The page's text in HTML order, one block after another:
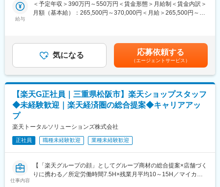
変更の範囲：会社の定める業務
■このポジションの魅力：
◇未経験でも成長しやすいシンプルなオペレーション
く、早期に独り立ちが可能です。
◇事業づくりに携われるやりがい
後発キャリアだからこそ柔軟で風通しがよく、改善提案や企画が
店舗運営に活かされやすい文化があります。
■キャリアパス：
スタッフ（R CREW）としてご活躍いただいたのち、約1年で店長
昇格を目指していただきます。その後はスーパーバイザー
■組織構成：
■当社について：
て、お客様の生活をより豊かにするトータルサポートを行うポジ
ションです。
・新規契約・機種変更の受付および提案
・料金プラン、楽天ポイント活用、楽天カード、各種サービスの
案内
・スマホの初期設定・データ移行サポート
・問い合わせ対応
◇店舗運営
・店舗での電話応対
・KPI管理・数値振り返り
・店舗会議・研修への参加
・キャンペーン企画など、集客に向けた取り組み
■教育体制：
入社後1ヶ月は店舗での実践研修を実施。サービス知識・業務の流
給与
＜予定年収＞390万円～550万円＜賃金形態＞月給制＜賃金内訳＞
月額（基本給）：265,500円～370,000円＜月給＞265,500円～
気になる 応募依頼する
（エージェントサービス）
【楽天G正社員｜三重県松阪市】楽天ショップスタッフ
◆未経験歓迎｜楽天経済圏の総合提案◆キャリアアッ
プ
楽天トータルソリューションズ株式会社
正社員 職種未経験歓迎 業種未経験歓迎
仕事内容
【「楽天グループの顔」としてグループ商材の総合提案×店舗づく
りに携わる／所定労働時間7.5H×残業月平均10～15H／マイカー